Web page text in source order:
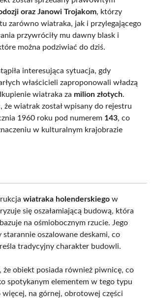
oraz Janowi Trojakom, którzy
zarówno wiatraka, jak i przylegającego
przywróciły mu dawny blask i
można podziwiać do dziś.
interesująca sytuacja, gdy
właścicieli zaproponowali władzą
wiatraka za milion złotych.
że wiatrak został wpisany do rejestru
1960 roku pod numerem 143, co
w kulturalnym krajobrazie
wiatraka holenderskiego w
się oszałamiającą budową, która
na ośmiobocznym rzucie. Jego
starannie oszalowane deskami, co
tradycyjny charakter budowli.
że obiekt posiada również piwnicę, co
spotykanym elementem w tego typu
na górnej, obrotowej części